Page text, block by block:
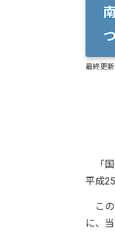
最終更新
「国
平成
この
に、